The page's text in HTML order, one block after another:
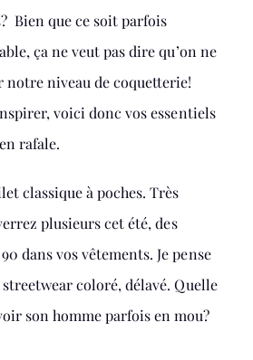
Bien que ce soit parfois
ça ne veut pas dire qu’on ne
notre niveau de coquetterie!
voici donc vos essentiels
rafale.
classique à poches. Très
plusieurs cet été, des
dans vos vêtements. Je pense
coloré, délavé. Quelle
son homme parfois en mou?